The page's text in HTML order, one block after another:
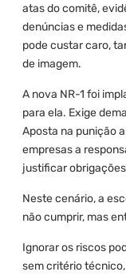
atas do comitê,
denúncias e
pode custar caro,
de imagem.
A nova NR-1 foi
para ela. Exige
Aposta na punição
empresas a
justificar
Neste cenário, a
não cumprir, mas
Ignorar os riscos
sem critério